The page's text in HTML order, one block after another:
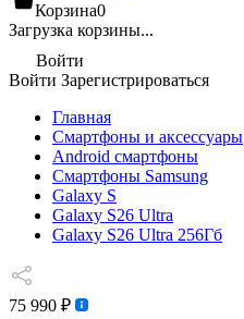
Корзина0
Загрузка корзины...
Войти
Войти Зарегистрироваться
Главная
Смартфоны и аксессуары
Android cмартфоны
Смартфоны Samsung
Galaxy S
Galaxy S26 Ultra
Galaxy S26 Ultra 256Гб
75 990 ₽